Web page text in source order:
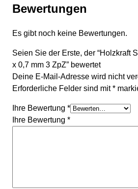
Bewertungen
Es gibt noch keine Bewertungen.
Seien Sie der Erste, der “Holzkraft
x 0,7 mm 3 ZpZ” bewertet
Deine E-Mail-Adresse wird nicht
Erforderliche Felder sind mit*
Ihre Bewertung *
Ihre Bewertung *